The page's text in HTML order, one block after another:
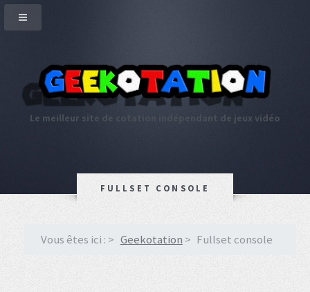
Le meilleur site de cotation indépendant de jeux vidéo
FULLSET CONSOLE
Vous êtes ici : Geekotation Fullset console